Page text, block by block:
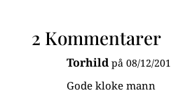
2 Kommentarer
Torhild på 08/12/
Gode kloke mann